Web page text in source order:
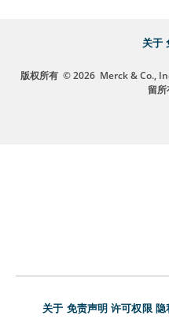
关于
版权所有 © 2026 Merck & Co.,
留所
关于 免责声明 许可权限 隐